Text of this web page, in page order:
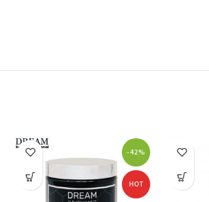
-42%
HOT